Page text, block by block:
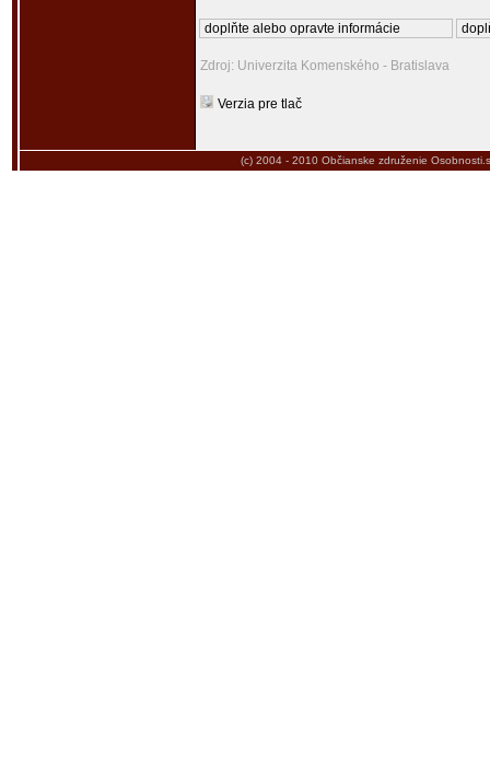
doplňte alebo opravte informácie
Zdroj: Univerzita Komenského - Bratislava
Verzia pre tlač
(c) 2004 - 2010 Občianske združenie